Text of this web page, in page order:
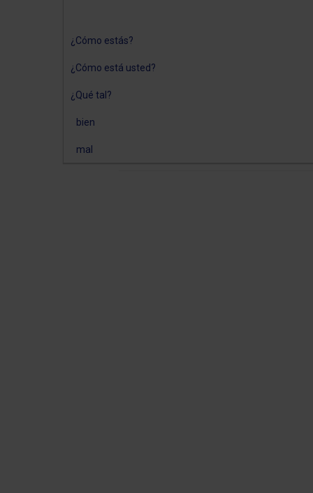
¿Cómo estás?
¿Cómo está usted?
¿Qué tal?
bien
mal